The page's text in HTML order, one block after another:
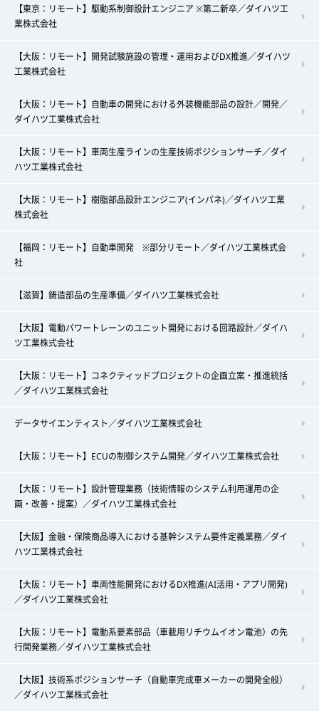
【東京：リモート】駆動系制御設計エンジニア ※第二新卒／ダイハツ工
業株式会社
【大阪：リモート】開発試験施設の管理・運用およびDX推進／ダイハツ
工業株式会社
【大阪：リモート】自動車の開発における外装機能部品の設計／開発／
ダイハツ工業株式会社
【大阪：リモート】車両生産ラインの生産技術ポジションサーチ／ダイ
ハツ工業株式会社
【大阪：リモート】樹脂部品設計エンジニア(インパネ)／ダイハツ工業
株式会社
【福岡：リモート】自動車開発 ※部分リモート／ダイハツ工業株式会
社
【滋賀】鋳造部品の生産準備／ダイハツ工業株式会社
【大阪】電動パワートレーンのユニット開発における回路設計／ダイハ
ツ工業株式会社
【大阪：リモート】コネクティッドプロジェクトの企画立案・推進統括
／ダイハツ工業株式会社
データサイエンティスト／ダイハツ工業株式会社
【大阪：リモート】ECUの制御システム開発／ダイハツ工業株式会社
【大阪：リモート】設計管理業務（技術情報のシステム利用運用の企
画・改善・提案）／ダイハツ工業株式会社
【大阪】金融・保険商品導入における基幹システム要件定義業務／ダイ
ハツ工業株式会社
【大阪：リモート】車両性能開発におけるDX推進(AI活用・アプリ開発)
／ダイハツ工業株式会社
【大阪：リモート】電動系要素部品（車載用リチウムイオン電池）の先
行開発業務／ダイハツ工業株式会社
【大阪】技術系ポジションサーチ（自動車完成車メーカーの開発全般）
／ダイハツ工業株式会社